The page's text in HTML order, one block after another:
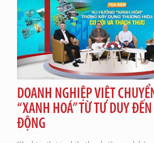
DOANH NGHIỆP VIỆT
“XANH HOÁ” TỪ TƯ DUY
ĐỘNG